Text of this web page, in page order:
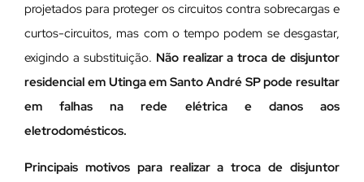
projetados para proteger os circuitos contra sobrecargas e
curtos-circuitos, mas com o tempo podem se desgastar,
exigindo a substituição. Não realizar a troca de disjuntor
residencial em Utinga em Santo André SP pode resultar
em falhas na rede elétrica e danos aos
eletrodomésticos.
Principais motivos para realizar a troca de disjuntor